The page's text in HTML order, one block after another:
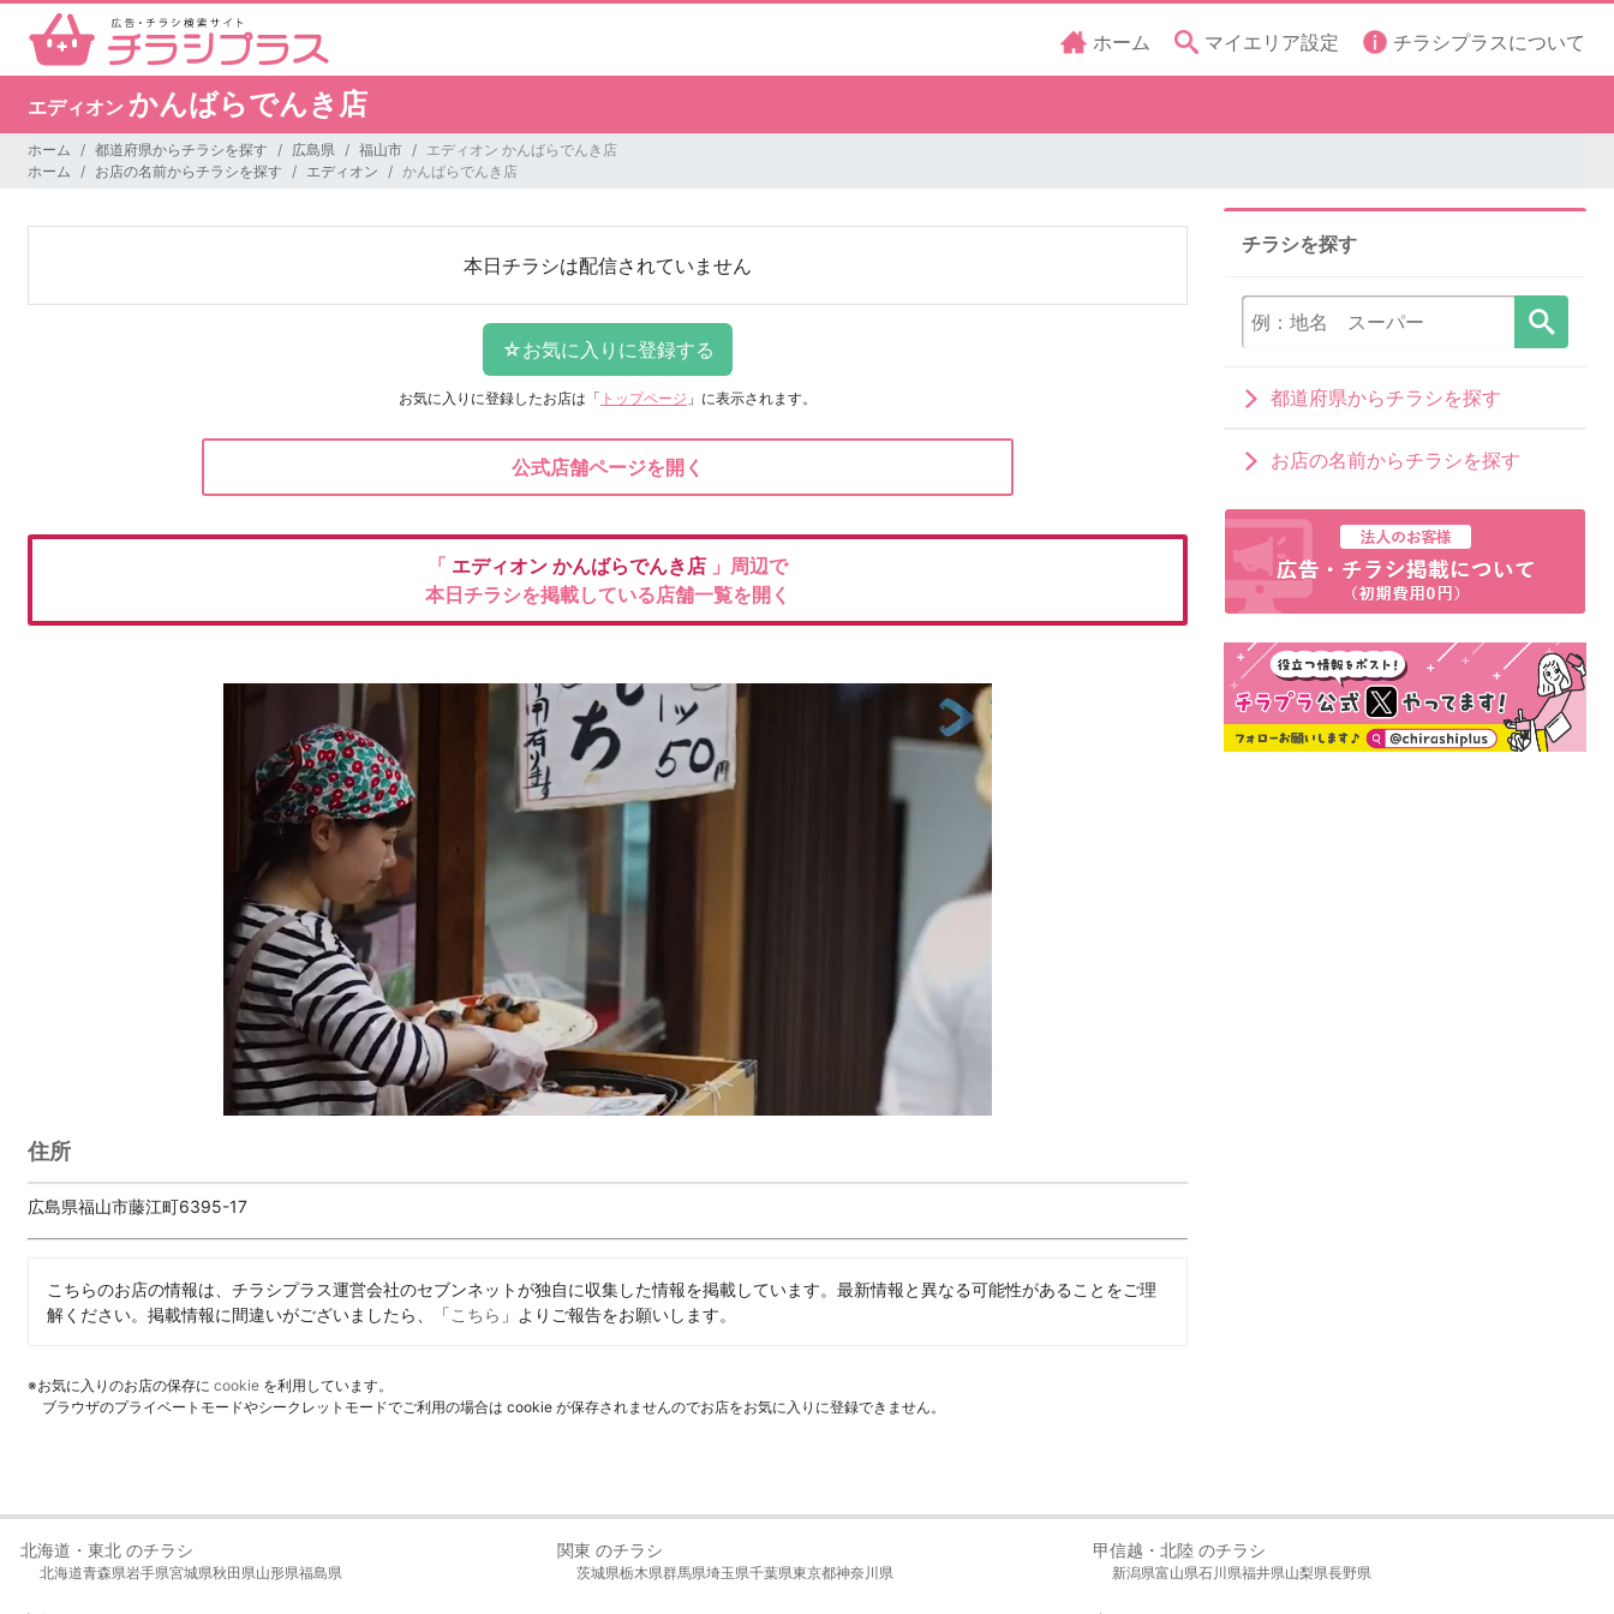
ホーム マイエリア設定 チラシプラスについて
エディオン かんばらでんき店
ホーム 都道府県からチラシを探す 広島県 福山市
エディオン かんばらでんき店
ホーム
お店の名前からチラシを探す エディオン かんばらでんき店
本日チラシは配信されていません
お気に入りに登録したお店は 「 トップページ 」に表示されます。
公式店舗ページを開く
「 エディオン かんばらでんき店 」周辺で
本日チラシを掲載している店舗一覧を開く
住所
広島県福山市藤江町6395-17
こちらのお店の情報は、チラシプラス運営会社のセブンネットが独自に収集した情報を掲載しています。最新情報と異なる可能性があることをご理
解ください。掲載情報に間違いがございましたら、「こちら 」よりご報告をお願いします。
※お気に入りのお店の保存に cookie を利用しています。
ブラウザのプライベートモードやシークレットモードでご利用の場合は cookie が保存されませんのでお店をお気に入りに登録できません。
チラシを探す
都道府県からチラシを探す
お店の名前からチラシを探す
北海道・東北 のチラシ
北海道青森県岩手県宮城県秋田県山形県福島県
関東 のチラシ
茨城県栃木県群馬県埼玉県千葉県東京都神奈川県
甲信越・北陸 のチラシ
新潟県富山県石川県福井県山梨県長野県